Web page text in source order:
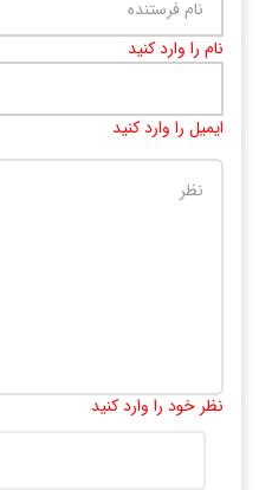
نام را وارد کنید
ایمیل را وارد کنید
نظر خود را وارد کنید